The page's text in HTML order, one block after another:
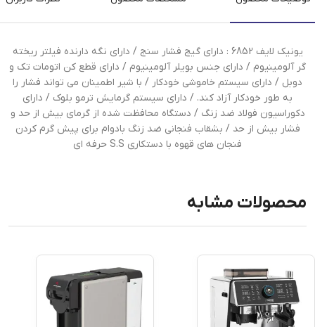
یونیک لایف 6852 : دارای گیج فشار سنج / دارای نگه دارنده فیلتر ریخته
گر آلومینیوم / دارای جنس بویلر آلومینیوم / دارای قطع کن اتومات تک و
دوبل / دارای سیستم خاموشی خودکار / با شیر اطمینان می تواند فشار را
به طور خودکار آزاد کند. / دارای سیستم گرمایش ترمو بلوک / دارای
دکوراسیون فولاد ضد زنگ / دستگاه محافظت شده از گرمای بیش از حد و
فشار بیش از حد / بشقاب فنجانی ضد زنگ بادوام برای پیش گرم کردن
فنجان های قهوه با دستکاری S.S حرفه ای
محصولات مشابه